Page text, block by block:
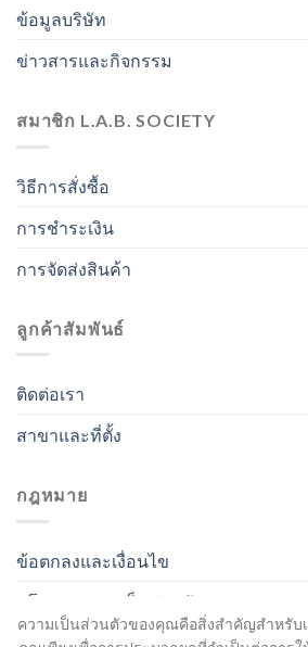
ความเป็นส่วนตัวของคุณคือสิ่งสำคัญสำหรับเ
ข้อมูลบริษัท
ข่าวสารและกิจกรรม
สมาชิก L.A.B. SOCIETY
วิธีการสั่งซื้อ
การชำระเงิน
การจัดส่งสินค้า
ลูกค้าสัมพันธ์
ติดต่อเรา
สาขาและที่ตั้ง
กฎหมาย
ข้อตกลงและเงื่อนไข
นโยบายความเป็นส่วนตัว